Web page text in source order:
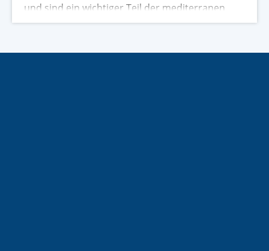
und sind ein wichtiger Teil der mediterranen
Landschaft.